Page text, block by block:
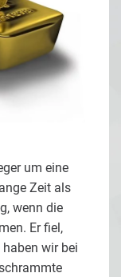
um eine
Zeit als
wenn die
Er fiel,
wir bei